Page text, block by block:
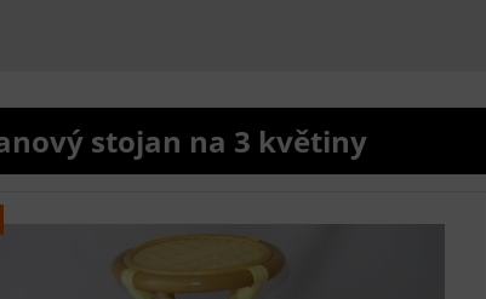
stojan na 3 květiny